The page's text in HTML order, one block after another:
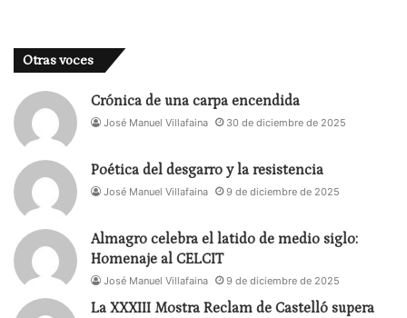
Otras voces
Crónica de una carpa encendida
José Manuel Villafaina 30 de diciembre de 2025
Poética del desgarro y la resistencia
José Manuel Villafaina 9 de diciembre de 2025
Almagro celebra el latido de medio siglo:
Homenaje al CELCIT
José Manuel Villafaina 9 de diciembre de 2025
La XXXIII Mostra Reclam de Castelló supera